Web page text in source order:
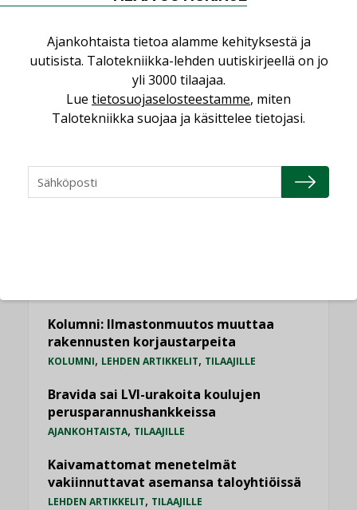
LUETUIMMAT UUTISET
Viikko Kuukausi
Datakeskusurakointi on tekniikkalaji
LEHDEN ARTIKKELIT
Kolumni: Ilmastonmuutos muuttaa
rakennusten korjaustarpeita
KOLUMNI, LEHDEN ARTIKKELIT, TILAAJILLE
Bravida sai LVI-urakoita koulujen
perusparannushankkeissa
AJANKOHTAISTA, TILAAJILLE
Kaivamattomat menetelmät
vakiinnuttavat asemansa taloyhtiöissä
LEHDEN ARTIKKELIT, TILAAJILLE
Ajankohtaista tietoa alamme kehityksestä ja
uutisista. Talotekniikka-lehden uutiskirjeellä on jo
yli 3000 tilaajaa.
Lue tietosuojaselosteestamme, miten
Talotekniikka suojaa ja käsittelee tietojasi.